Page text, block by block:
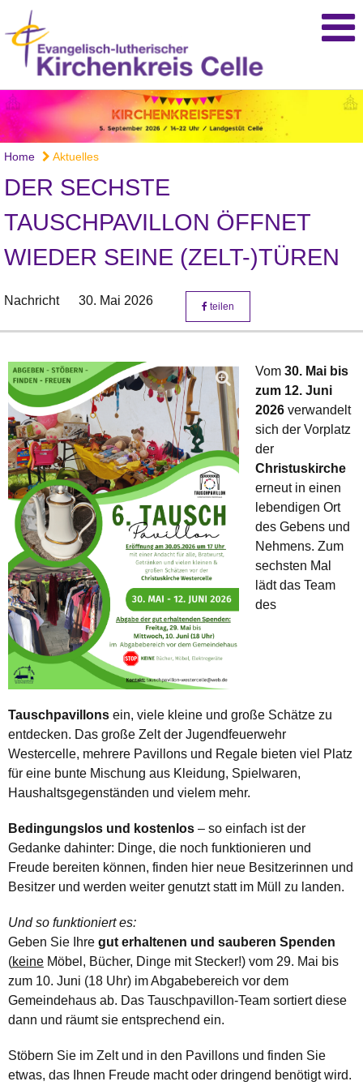
Home Aktuelles
DER SECHSTE
TAUSCHPAVILLON ÖFFNET
WIEDER SEINE (ZELT-)TÜREN
Nachricht 30. Mai 2026 teilen
Vom30. Mai bis
zum 12. Juni
2026 verwandelt
sich der Vorplatz
der
Christuskirche
erneut in einen
lebendigen Ort
des Gebens und
Nehmens. Zum
sechsten Mal
lädt das Team
des
Tauschpavillons ein, viele kleine und große Schätze zu
entdecken. Das große Zelt der Jugendfeuerwehr
Westercelle, mehrere Pavillons und Regale bieten viel Platz
für eine bunte Mischung aus Kleidung, Spielwaren,
Haushaltsgegenständen und vielem mehr.
Bedingungslos und kostenlos – so einfach ist der
Gedanke dahinter: Dinge, die noch funktionieren und
Freude bereiten können, finden hier neue Besitzerinnen und
Besitzer und werden weiter genutzt statt im Müll zu landen.
Und so funktioniert es:
Geben Sie Ihre gut erhaltenen und sauberen Spenden
(keine Möbel, Bücher, Dinge mit Stecker!) vom 29. Mai bis
zum 10. Juni (18 Uhr) im Abgabebereich vor dem
Gemeindehaus ab. Das Tauschpavillon-Team sortiert diese
dann und räumt sie entsprechend ein.
Stöbern Sie im Zelt und in den Pavillons und finden Sie
etwas, das Ihnen Freude macht oder dringend benötigt wird.